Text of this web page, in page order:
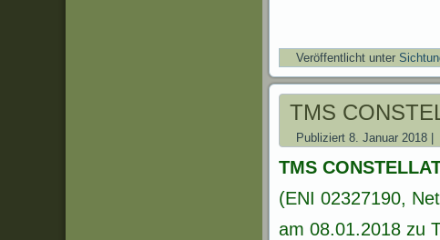
Veröffentlicht unter
TMS
Publiziert 8. Januar 2018
TMS
(ENI 02327190,
am 08.01.2018 zu